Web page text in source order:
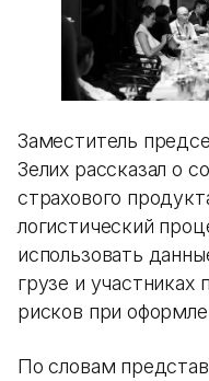
Заместитель
Зелих рассказал о
страхового
логистический
использовать
грузе и участниках
рисков при
По словам